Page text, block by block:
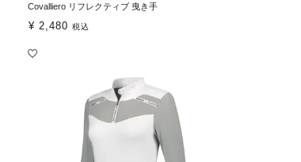
Covalliero リフレクティブ 曳き手
¥ 2,480 税込